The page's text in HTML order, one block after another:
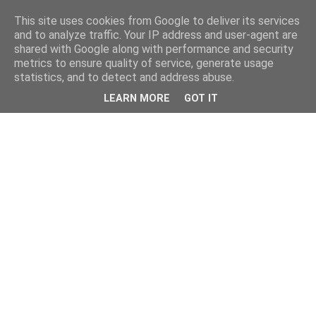
This site uses cookies from Google to deliver its services
and to analyze traffic. Your IP address and user-agent are
shared with Google along with performance and security
metrics to ensure quality of service, generate usage
statistics, and to detect and address abuse.
LEARN MORE GOT IT